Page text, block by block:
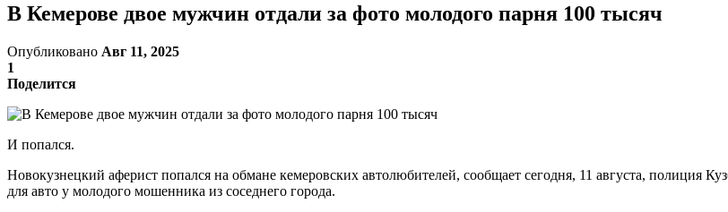
В Кемерове двое мужчин отдали за фото молодого парня 100 тысяч
Опубликовано Авг 11, 2025
1
Поделится
И попался.
Новокузнецкий аферист попался на обмане кемеровских автолюбителей, сообщает сегодня, 11 августа, полиция
для авто у молодого мошенника из соседнего города.